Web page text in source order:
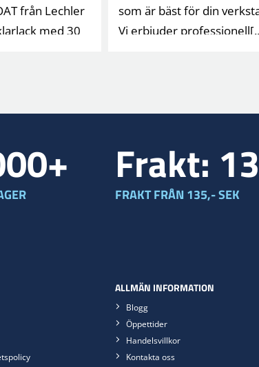
från Lechler
med 30
som är bäst för din
Vi erbjuder
Frakt:
FRAKT FRÅN 135,- SEK
ALLMÄN INFORMATION
Blogg
Öppettider
Handelsvillkor
Kontakta oss